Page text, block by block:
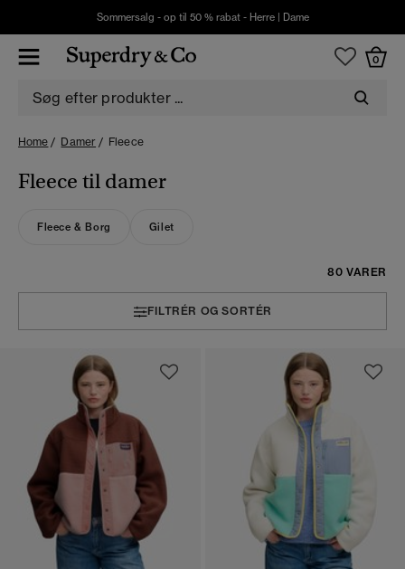
Sommersalg - op til 50 % rabat - Herre| Dame
0
Home Damer Fleece
Fleece til damer
Fleece & Borg Gilet
80 VARER
FILTRÉR OG SORTÉR